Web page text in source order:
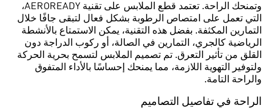
وتمنحك الراحة. تعتمد قطع الملابس على تقنية AEROREADY،
التي تعمل على امتصاص الرطوبة بشكل فعال لتبقى جافًا خلال
التمارين المكثفة. بفضل هذه التقنية، يمكن الاستمتاع بالأنشطة
الرياضية كالجري، التمارين في الصالة، أو ركوب الدراجة دون
القلق من تأثير التعرق. تم تصميم الملابس لتسمح بحرية الحركة
ولتوفير التهوية اللازمة، مما يمنحك إحساسًا بالأداء المتفوق
والراحة التامة.
الراحة في تفاصيل التصاميم